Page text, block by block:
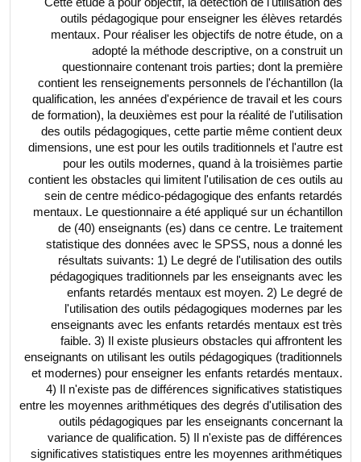
outils pédagogique pour enseigner les élèves retardés
mentaux. Pour réaliser les objectifs de notre étude, on a
adopté la méthode descriptive, on a construit un
questionnaire contenant trois parties; dont la première
contient les renseignements personnels de l'échantillon (la
qualification, les années d'expérience de travail et les cours
de formation), la deuxièmes est pour la réalité de l'utilisation
des outils pédagogiques, cette partie même contient deux
dimensions, une est pour les outils traditionnels et l'autre est
pour les outils modernes, quand à la troisièmes partie
contient les obstacles qui limitent l'utilisation de ces outils au
sein de centre médico-pédagogique des enfants retardés
mentaux. Le questionnaire a été appliqué sur un échantillon
de (40) enseignants (es) dans ce centre. Le traitement
statistique des données avec le SPSS, nous a donné les
résultats suivants: 1) Le degré de l'utilisation des outils
pédagogiques traditionnels par les enseignants avec les
enfants retardés mentaux est moyen. 2) Le degré de
l'utilisation des outils pédagogiques modernes par les
enseignants avec les enfants retardés mentaux est très
faible. 3) Il existe plusieurs obstacles qui affrontent les
enseignants on utilisant les outils pédagogiques (traditionnels
et modernes) pour enseigner les enfants retardés mentaux.
4) Il n'existe pas de différences significatives statistiques
entre les moyennes arithmétiques des degrés d'utilisation des
outils pédagogiques par les enseignants concernant la
variance de qualification. 5) Il n'existe pas de différences
significatives statistiques entre les moyennes arithmétiques